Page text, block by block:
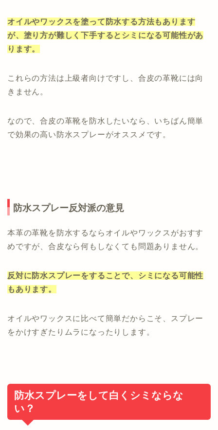
オイルやワックスを塗って防水する方法もあります
が、塗り方が難しく下手するとシミになる可能性があ
ります。
これらの方法は上級者向けですし、合皮の革靴には向
きません。
なので、合皮の革靴を防水したいなら、いちばん簡単
で効果の高い防水スプレーがオススメです。
防水スプレー反対派の意見
本革の革靴を防水するならオイルやワックスがおすす
めですが、合皮なら何もしなくても問題ありません。
反対に防水スプレーをすることで、シミになる可能性
もあります。
オイルやワックスに比べて簡単だからこそ、スプレー
をかけすぎたりムラになったりします。
防水スプレーをして白くシミならな
い？